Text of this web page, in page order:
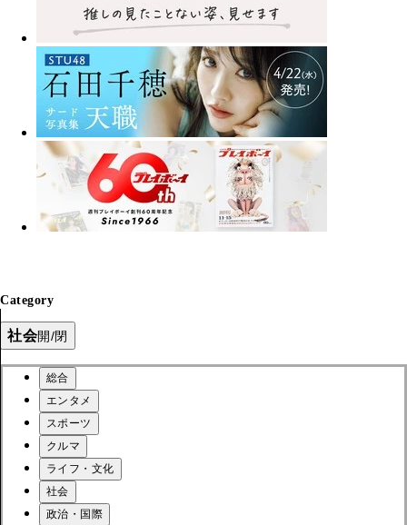
Category
社会開/閉
総合
エンタメ
スポーツ
クルマ
ライフ・文化
社会
政治・国際